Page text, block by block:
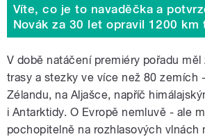
Víte, co je to navaděčka a
Novák za 30 let opravil 1200
V době natáčení premiéry pořadu měl
trasy a stezky ve více než 80 zemích
Zélandu, na Aljašce, napříč
i Antarktidy. O Evropě nemluvě - ale
pochopitelně na rozhlasových vlnách